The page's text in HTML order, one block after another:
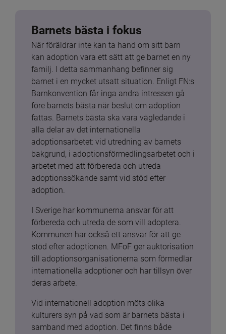
Barnets bästa i fokus
När föräldrar inte kan ta hand om sitt barn
kan adoption vara ett sätt att ge barnet en ny
familj. I detta sammanhang befinner sig
barnet i en mycket utsatt situation. Enligt FN:s
Barnkonvention får inga andra intressen gå
före barnets bästa när beslut om adoption
fattas. Barnets bästa ska vara vägledande i
alla delar av det internationella
adoptionsarbetet: vid utredning av barnets
bakgrund, i adoptionsförmedlingsarbetet och i
arbetet med att förbereda och utreda
adoptionssökande samt vid stöd efter
adoption.
I Sverige har kommunerna ansvar för att
förbereda och utreda de som vill adoptera.
Kommunen har också ett ansvar för att ge
stöd efter adoptionen. MFoF ger auktorisation
till adoptionsorganisationerna som förmedlar
internationella adoptioner och har tillsyn över
deras arbete.
Vid internationell adoption möts olika
kulturers syn på vad som är barnets bästa i
samband med adoption. Det finns både